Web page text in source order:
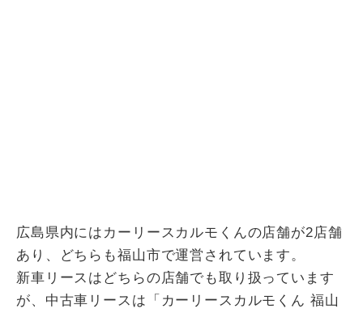
広島県内にはカーリースカルモくんの店舗が2店舗
あり、どちらも福山市で運営されています。
新車リースはどちらの店舗でも取り扱っています
が、中古車リースは「カーリースカルモくん 福山